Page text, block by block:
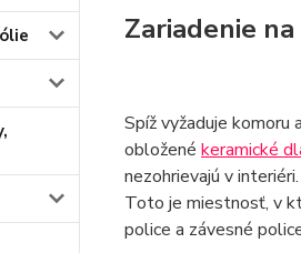
Zariadenie
Spíž vyžaduje
obložené keramické
nezohrievajú v
Toto je miestnosť, v
police a závesné